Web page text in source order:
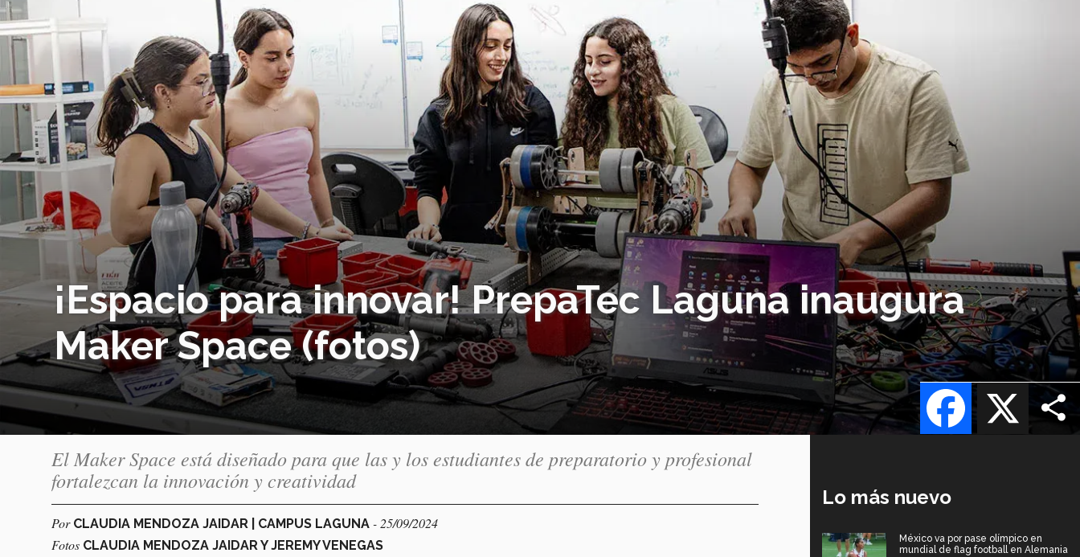
¡Espacio para innovar! PrepaTec Laguna inaugura
Maker Space (fotos)
X
Facebook
El Maker Space está diseñado para que las y los estudiantes de preparatorio y profesional
fortalezcan la innovación y creatividad
Por CLAUDIA MENDOZA JAIDAR | CAMPUS LAGUNA - 25/09/2024
Fotos CLAUDIA MENDOZA JAIDAR Y JEREMY VENEGAS
Lo más nuevo
México va por pase olímpico en
mundial de flag football en Alemania